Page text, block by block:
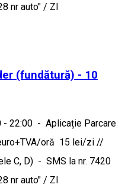
nr auto" / ZI
(fundătură) - 10
- 22:00 - Aplicație Parcare
oră 15 lei/zi //
C, D) - SMS la nr. 7420
nr auto" / ZI